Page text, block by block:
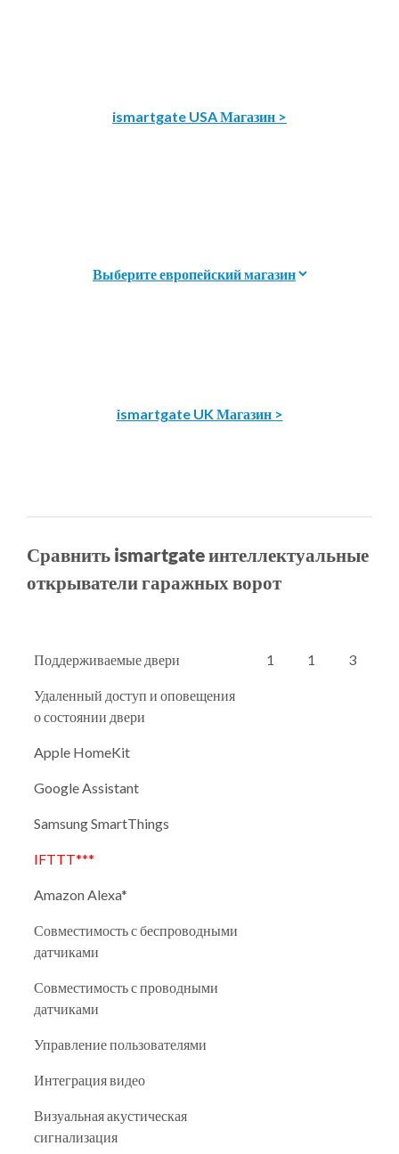
ismartgate USA Магазин >
ismartgate UK Магазин >
Сравнить ismartgate интеллектуальные
открыватели гаражных ворот
Поддерживаемые двери 1 1 3
Удаленный доступ и оповещения
о состоянии двери
Apple HomeKit
Google Assistant
Samsung SmartThings
IFTTT***
Amazon Alexa*
Совместимость с беспроводными
датчиками
Совместимость с проводными
датчиками
Управление пользователями
Интеграция видео
Визуальная акустическая
сигнализация